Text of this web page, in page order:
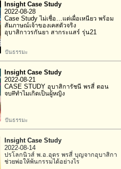
Insight Case Study
2022-08-28
Case Study ไม่เชื่อ…แต่เผื่อเหนียว พร้อม
สัมภาษณ์เจ้าของเคสตัวจริง
อุบาสิกาวรกันยา สากระแสร์ รุ่น21
ปันธรรมะ
Insight Case Study
2022-08-21
CASE STUDY อุบาสิการัชนี พรสี่ ตอน
จบ#ทำไมเกิดเป็นผู้หญิง
ปันธรรมะ
Insight Case Study
2022-08-14
ปรโลกนิวส์ พ.อ.อุดร พรสี่ บุญจากอุบาสิกา
ช่วยพ่อให้พ้นกรรมได้อย่างไร